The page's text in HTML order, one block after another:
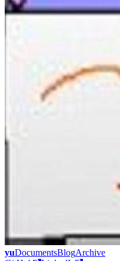
yuDocumentsBlogArchive